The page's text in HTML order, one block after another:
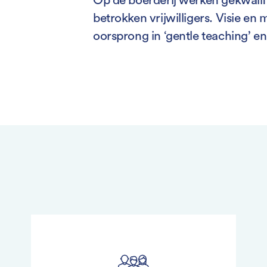
betrokken vrijwilligers. Visie en
oorsprong in ‘gentle teaching’